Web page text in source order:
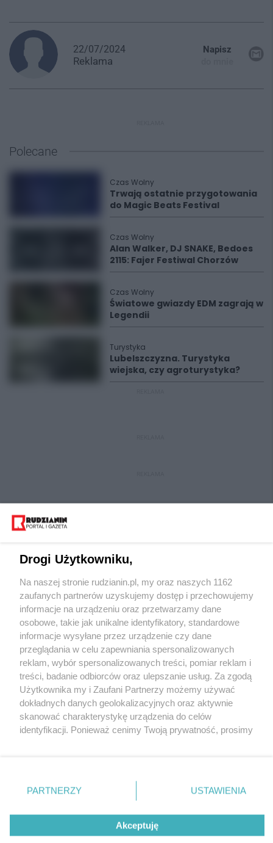
22/07/2024
Reklama
Napisz
Polecane
Czas Wolny
Trwają ostatnie przygotowania
do Magic Beats Festival
Czas Wolny
Alan Walker, DJ SNAKE, Bedoes
2115: Fajer Festiwal Chorzów
Czas Wolny
Światowe gwiazdy EDM zagrają w
Legendii
Turystyka
Lubelszczyzna. Turystyka
wiejska, czy agroturystyka?
Wydawca mediów lokalnych
Nie zapomnij
zapoznać się z:
polityką prywatności regulamin korzystania z portali
Twojemiasto
Piekary Śląskie
Chorzów
Tarnowskie Góry
Gliwice
Skontakuj sięz nami
Kontakt
Wydawca
Redakcja
Drogi Użytkowniku,
Na naszej stronie rudzianin.pl, my oraz naszych 1162
zaufanych partnerów uzyskujemy dostęp i przechowujemy
informacje na urządzeniu oraz przetwarzamy dane
osobowe, takie jak unikalne identyfikatory, standardowe
informacje wysyłane przez urządzenie czy dane
przeglądania w celu zapewniania spersonalizowanych
reklam, wybór spersonalizowanych treści, pomiar reklam i
treści, badanie odbiorców oraz ulepszanie usług. Za zgodą
Użytkownika my i Zaufani Partnerzy możemy używać
dokładnych danych geolokalizacyjnych oraz aktywnie
skanować charakterystykę urządzenia do celów
identyfikacji. Ponieważ cenimy Twoją prywatność, prosimy
prywatności znajdujący się w lewym dolnym rogu strony
. Niektóre rodzaje przetwarzania danych nie wymagają
zgody użytkownika, ale masz prawo sprzeciwić się
takiemu przetwarzaniu. Preferencje będą miały
zastosowania tylko na tej witrynie.
PARTNERZY USTAWIENIA
Akceptuję